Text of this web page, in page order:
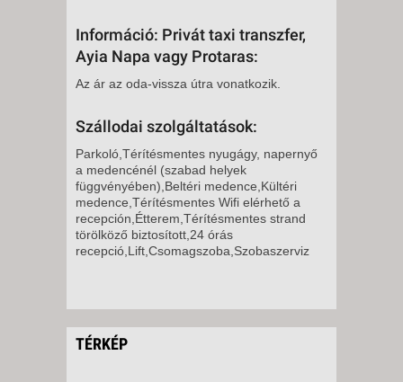
Információ: Privát taxi transzfer,
Ayia Napa vagy Protaras:
Az ár az oda-vissza útra vonatkozik.
Szállodai szolgáltatások:
Parkoló,Térítésmentes nyugágy, napernyő
a medencénél (szabad helyek
függvényében),Beltéri medence,Kültéri
medence,Térítésmentes Wifi elérhető a
recepción,Étterem,Térítésmentes strand
törölköző biztosított,24 órás
recepció,Lift,Csomagszoba,Szobaszerviz
TÉRKÉP